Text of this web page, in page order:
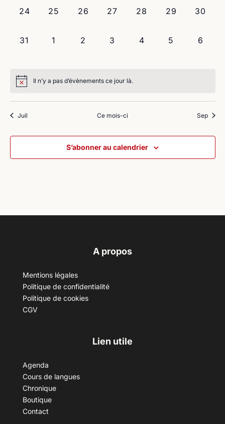
0
24
0
25
0
26
0
27
0
28
0
29
0
30
0
31
0
1
0
2
0
3
0
4
0
5
0
6
Il n’y a pas d’évènements ce jour là.
Juil Ce mois-ci Sep
S’abonner au calendrier
A propos
Mentions légales
Politique de confidentialité
Politique de cookies
CGV
Lien utile
Agenda
Cours de langues
Chronique
Boutique
Contact